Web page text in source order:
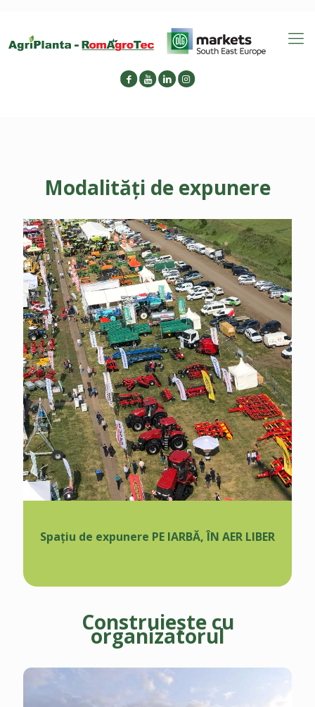
Modalități de expunere
Spațiu de expunere PE IARBĂ, ÎN AER LIBER
Construiește cu
organizatorul